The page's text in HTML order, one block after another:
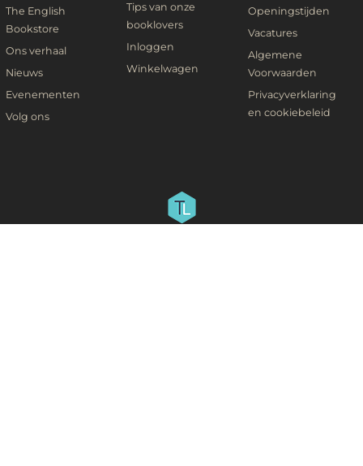
The English
Bookstore
Ons verhaal
Nieuws
Evenementen
Volg ons
Tips van onze
booklovers
Inloggen
Winkelwagen
Openingstijden
Vacatures
Algemene
Voorwaarden
Privacyverklaring
en cookiebeleid